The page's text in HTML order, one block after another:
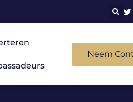
Neem